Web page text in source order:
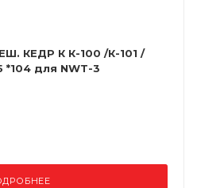
КЕДР К К-100 /К-101 /
*104 для NWT-3